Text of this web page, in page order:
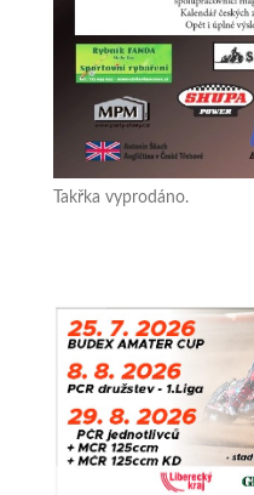
Takřka vyprodáno.